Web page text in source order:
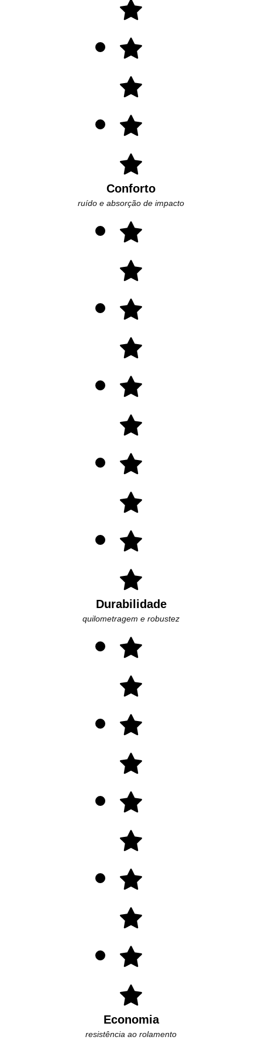
Conforto
ruído e absorção de impacto
Durabilidade
quilometragem e robustez
Economia
resistência ao rolamento